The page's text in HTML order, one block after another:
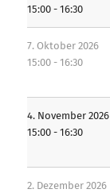
15:00 - 16:30
7. Oktober 2026
15:00 - 16:30
4. November 2026
15:00 - 16:30
2. Dezember 2026